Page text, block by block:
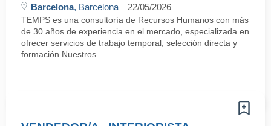
Barcelona, Barcelona 22/05/2026
TEMPS es una consultoría de Recursos Humanos con más
de 30 años de experiencia en el mercado, especializada en
ofrecer servicios de trabajo temporal, selección directa y
formación.Nuestros ...